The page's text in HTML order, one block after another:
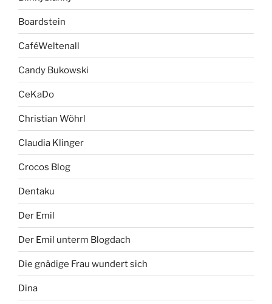
Boardstein
CaféWeltenall
Candy Bukowski
CeKaDo
Christian Wöhrl
Claudia Klinger
Crocos Blog
Dentaku
Der Emil
Der Emil unterm Blogdach
Die gnädige Frau wundert sich
Dina